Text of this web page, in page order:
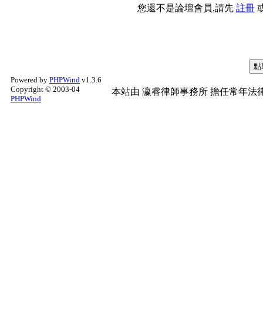
您還不是論壇會員,請先 註冊
Powered by PHPWind v1.3.6
Copyright © 2003-04
PHPWind
本站由 瀛睿律師事務所 擔任常年法